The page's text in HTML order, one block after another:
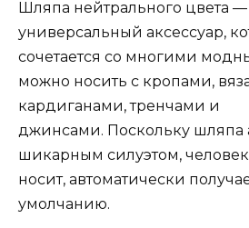
Шляпа нейтрального цвета —
универсальный аксессуар,
сочетается со многими
можно носить с кропами,
кардиганами, тренчами и
джинсами. Поскольку шляпа
шикарным силуэтом,
носит, автоматически
умолчанию.